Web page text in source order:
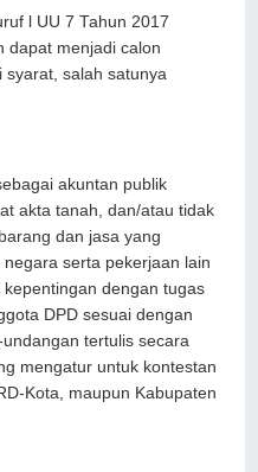
l UU 7 Tahun 2017
dapat menjadi calon
syarat, salah satunya
akuntan publik
akta tanah, dan/atau tidak
dan jasa yang
serta pekerjaan lain
dengan tugas
DPD sesuai dengan
tertulis secara
mengatur untuk kontestan
Kota, maupun Kabupaten